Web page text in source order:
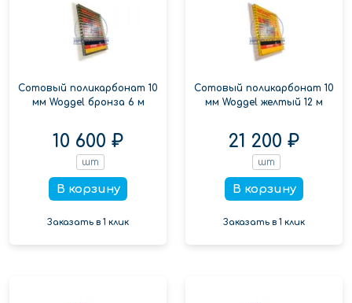
Сотовый поликарбонат 10
мм Woggel бронза 6 м
10 600 ₽
шт
В корзину
Заказать в 1 клик
Сотовый поликарбонат 10
мм Woggel желтый 12 м
21 200 ₽
шт
В корзину
Заказать в 1 клик